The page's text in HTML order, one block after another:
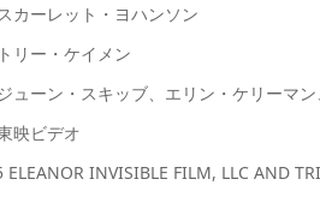
カーレット・ヨハンソン
リー・ケイメン
ューン・スキッブ、エリン・ケリーマ
映ビデオ
INVISIBLE FILM, LLC AND